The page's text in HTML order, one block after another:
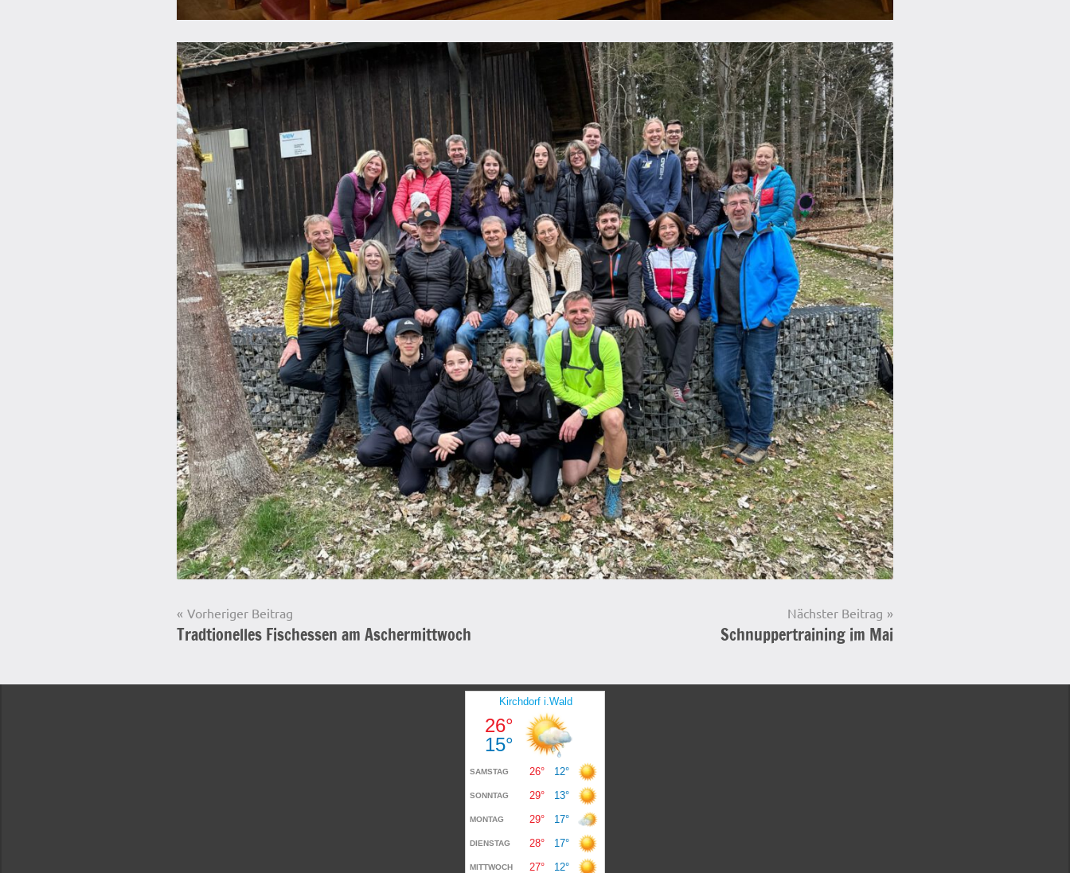
Startseite
Beitragsnavigation
Vorheriger Beitrag
Tradtionelles Fischessen am Aschermittwoch
Nächster Beitrag
Schnuppertraining im Mai